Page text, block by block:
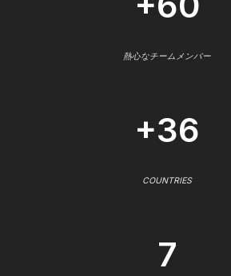
熱心なチームメンバー
+36
COUNTRIES
7